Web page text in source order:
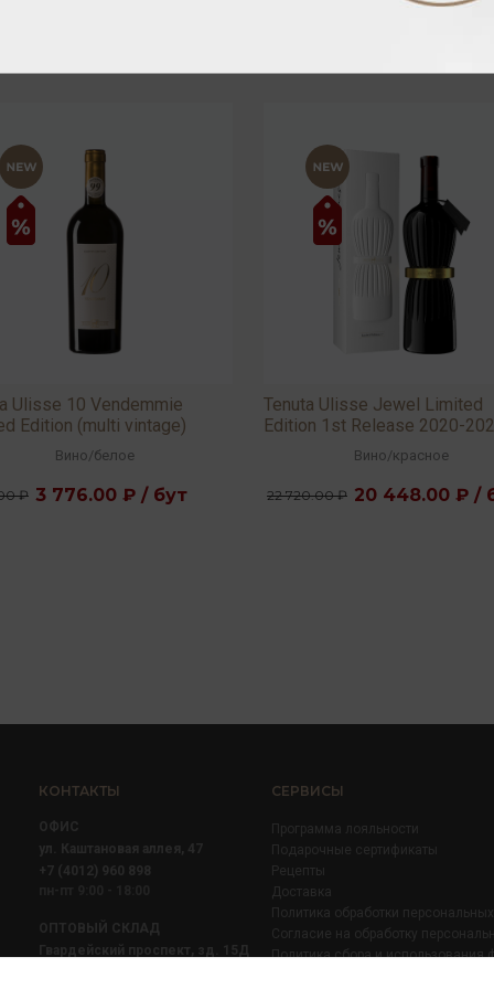
Ulisse 10 Vendemmie
Edition (multi vintage)
Вино/белое
₽ 3 776.00 ₽ / бут
Tenuta Ulisse Jewel Limited
Edition 1st Release 2020-
2022 15,5% 0,75л
Вино/красное
22 720.00 ₽ 20 448.00 ₽ /
КОНТАКТЫ
ОФИС
ул. Каштановая аллея, 47
+7 (4012) 960 898
ОПТОВЫЙ СКЛАД
Гвардейский проспект, зд. 15Д
СЕРВИСЫ
Программа лояльности
Подарочные сертификаты
Рецепты
Доставка
Политика обработки
Согласие на обработку
Политика сбора и использования